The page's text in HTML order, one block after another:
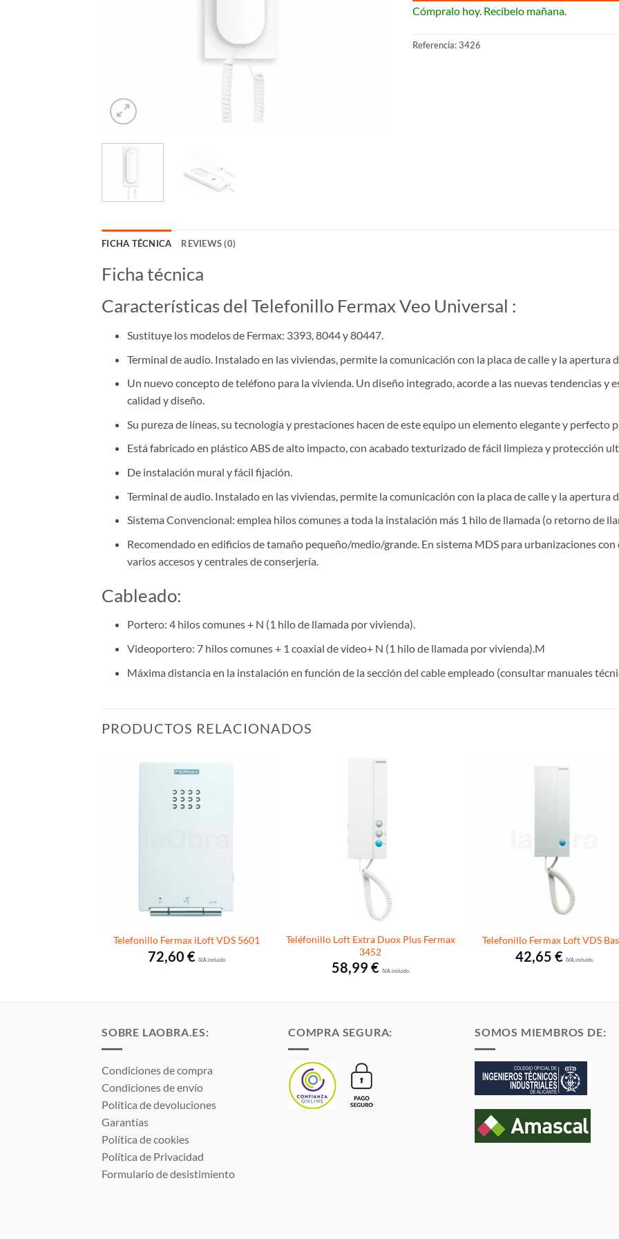
Cómpralo hoy. Recíbelo mañana.
Referencia:3426
FICHA TÉCNICA REVIEWS (0)
Ficha técnica
Características del Telefonillo Fermax Veo Universal :
Sustituye los modelos de Fermax: 3393, 8044 y 80447.
Terminal de audio. Instalado en las viviendas, permite la comunicación con la placa de calle y la apertura
Un nuevo concepto de teléfono para la vivienda. Un diseño integrado, acorde a las nuevas tendencias y
calidad y diseño.
Su pureza de líneas, su tecnología y prestaciones hacen de este equipo un elemento elegante y perfecto
Está fabricado en plástico ABS de alto impacto, con acabado texturizado de fácil limpieza y protección
De instalación mural y fácil fijación.
Terminal de audio. Instalado en las viviendas, permite la comunicación con la placa de calle y la apertura
Sistema Convencional: emplea hilos comunes a toda la instalación más 1 hilo de llamada (o retorno de
Recomendado en edificios de tamaño pequeño/medio/grande. En sistema MDS para urbanizaciones
varios accesos y centrales de conserjería.
Cableado:
Portero: 4 hilos comunes + N (1 hilo de llamada por vivienda).
Videoportero: 7 hilos comunes + 1 coaxial de video+ N (1 hilo de llamada por vivienda).M
Máxima distancia en la instalación en función de la sección del cable empleado (consultar manuales
PRODUCTOS RELACIONADOS
Telefonillo Fermax iLoft VDS 5601
72,60 €I.V.A. incluido.
Teléfonillo Loft Extra Duox Plus Fermax
3452
58,99 €I.V.A. incluido.
Telefonillo Fermax Loft VDS
42,65€ I.V.A. incluido.
SOBRE LAOBRA.ES:
Condiciones de compra
Condiciones de envío
Política de devoluciones
Garantías
Política de cookies
Política de Privacidad
Formulario de desistimiento
COMPRA SEGURA: SOMOS MIEMBROS DE: